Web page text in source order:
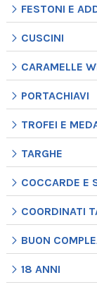
FESTONI E
CUSCINI
CARAMELLE
PORTACHIAVI
TROFEI E
TARGHE
COCCARDE E
COORDINATI
BUON
18 ANNI